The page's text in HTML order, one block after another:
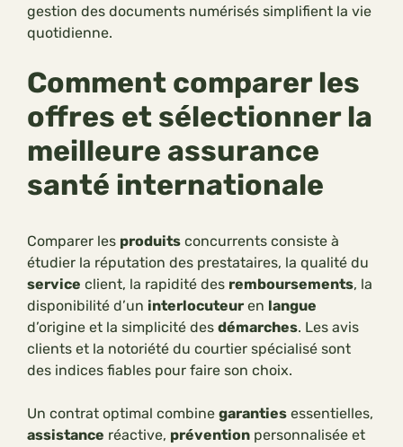
gestion des documents numérisés simplifient la vie
quotidienne.
Comment comparer les
offres et sélectionner la
meilleure assurance
santé internationale
Comparer les produits concurrents consiste à
étudier la réputation des prestataires, la qualité du
service client, la rapidité des remboursements, la
disponibilité d’un interlocuteur en langue
d’origine et la simplicité des démarches. Les avis
clients et la notoriété du courtier spécialisé sont
des indices fiables pour faire son choix.
Un contrat optimal combine garanties essentielles,
assistance réactive, prévention personnalisée et